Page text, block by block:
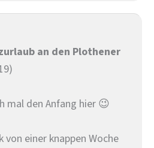
an den Plothener
mal den Anfang hier 😉
von einer knappen Woche